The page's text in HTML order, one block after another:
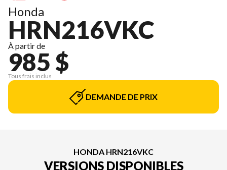
Honda
HRN216VKC
À partir de
985 $
Tous frais inclus
DEMANDE DE PRIX
HONDA HRN216VKC
VERSIONS DISPONIBLES